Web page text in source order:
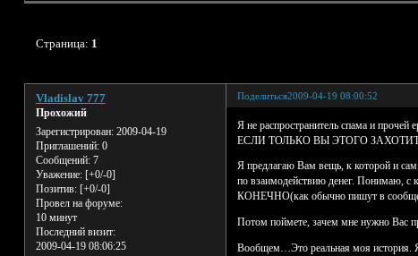
Страница: 1
Поделиться2009-04-19 08:00:52
Vladislav 777
Прохожий
Зарегистрирован: 2009-04-19
Приглашений:0
Сообщений:7
Уважение: [+0/-0]
Позитив: [+0/-0]
Провел на форуме:
10 минут
Последний визит:
2009-04-19 08:06:25
Я не распространитель спама и
ЕСЛИ ТОЛЬКО ВЫ ЭТОГО
Я предлагаю Вам вещь, к которой и
по взаимодействию денег.
КОНЕЧНО(как обычно пишут в
Потом поймете, зачем мне нужно Вас
Вообщем…Это реальная моя история.